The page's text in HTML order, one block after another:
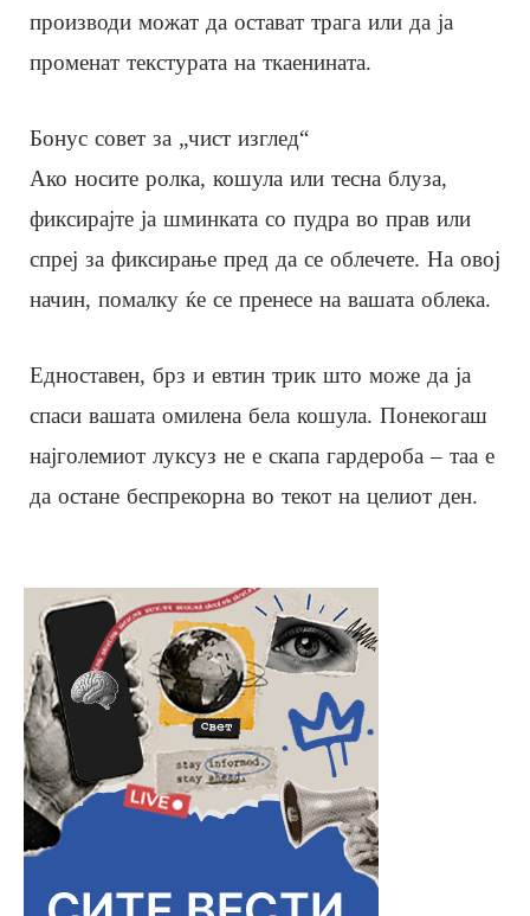
производи можат да остават трага или да ја
променат текстурата на ткаенината.
Бонус совет за „чист изглед“
Ако носите ролка, кошула или тесна блуза,
фиксирајте ја шминката со пудра во прав или
спреј за фиксирање пред да се облечете. На овој
начин, помалку ќе се пренесе на вашата облека.
Едноставен, брз и евтин трик што може да ја
спаси вашата омилена бела кошула. Понекогаш
најголемиот луксуз не е скапа гардероба – таа е
да остане беспрекорна во текот на целиот ден.